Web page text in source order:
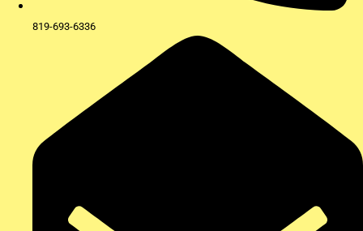
819-693-6336